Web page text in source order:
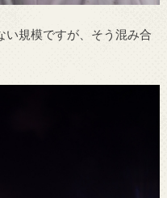
い規模ですが、そう混み合